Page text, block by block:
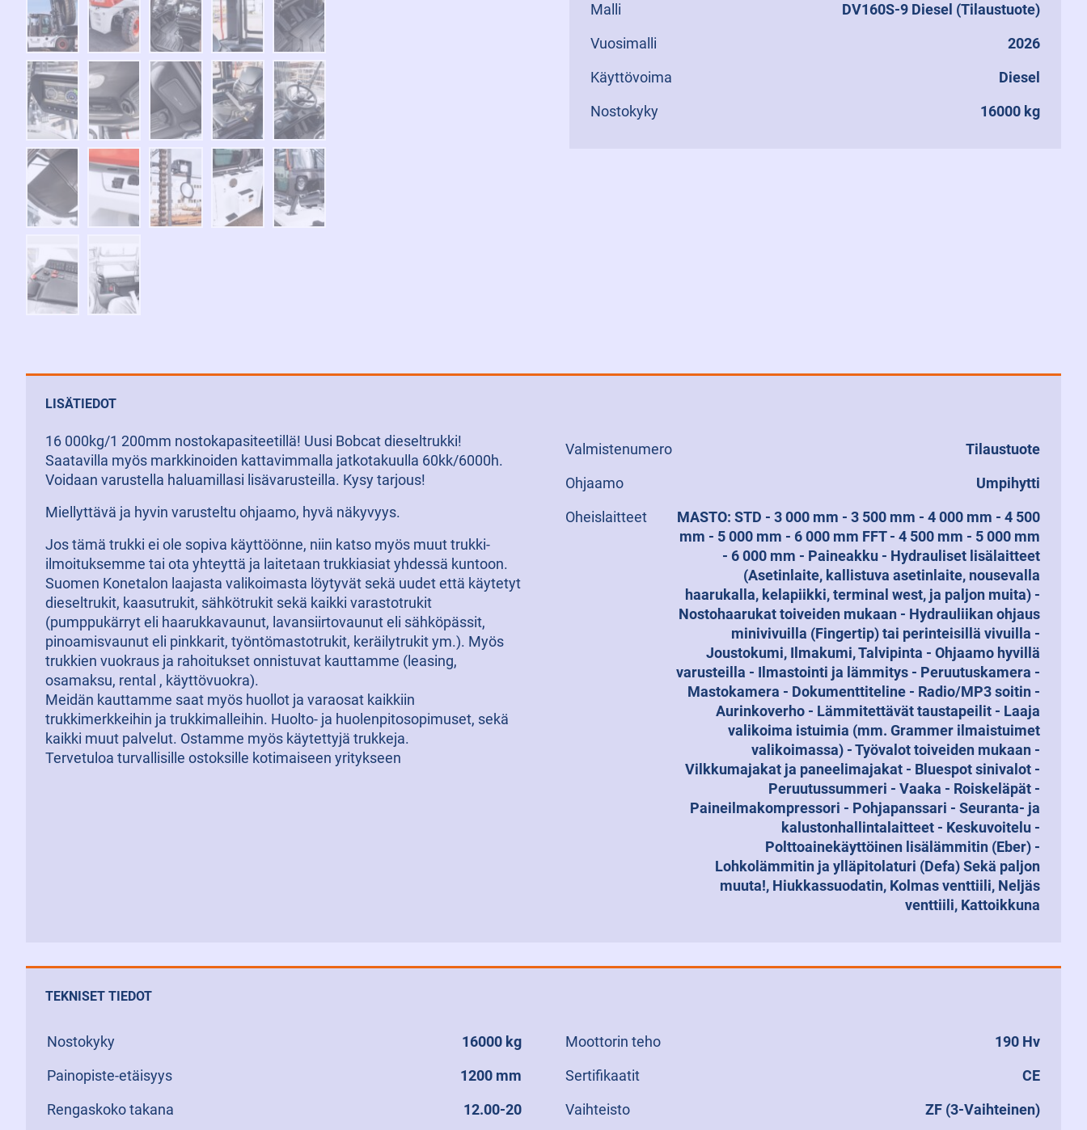
Malli
DV160S-9 Diesel (Tilaustuote)
Vuosimalli
2026
Käyttövoima
Diesel
Nostokyky
16000 kg
LISÄTIEDOT
16 000kg/1 200mm nostokapasiteetillä! Uusi Bobcat dieseltrukki!
Saatavilla myös markkinoiden kattavimmalla jatkotakuulla 60kk/6000h.
Voidaan varustella haluamillasi lisävarusteilla. Kysy tarjous!
Miellyttävä ja hyvin varusteltu ohjaamo, hyvä näkyvyys.
Jos tämä trukki ei ole sopiva käyttöönne, niin katso myös muut trukki-
ilmoituksemme tai ota yhteyttä ja laitetaan trukkiasiat yhdessä kuntoon.
Suomen Konetalon laajasta valikoimasta löytyvät sekä uudet että käytetyt
dieseltrukit, kaasutrukit, sähkötrukit sekä kaikki varastotrukit
(pumppukärryt eli haarukkavaunut, lavansiirtovaunut eli sähköpässit,
pinoamisvaunut eli pinkkarit, työntömastotrukit, keräilytrukit ym.). Myös
trukkien vuokraus ja rahoitukset onnistuvat kauttamme (leasing,
osamaksu, rental , käyttövuokra).
Meidän kauttamme saat myös huollot ja varaosat kaikkiin
trukkimerkkeihin ja trukkimalleihin. Huolto- ja huolenpitosopimuset, sekä
kaikki muut palvelut. Ostamme myös käytettyjä trukkeja.
Tervetuloa turvallisille ostoksille kotimaiseen yritykseen
Valmistenumero
Tilaustuote
Ohjaamo
Umpihytti
Oheislaitteet
MASTO: STD - 3 000 mm - 3 500 mm - 4 000 mm - 4 500
mm - 5 000 mm - 6 000 mm FFT - 4 500 mm - 5 000 mm
- 6 000 mm - Paineakku - Hydrauliset lisälaitteet
(Asetinlaite, kallistuva asetinlaite, nousevalla
haarukalla, kelapiikki, terminal west, ja paljon muita) -
Nostohaarukat toiveiden mukaan - Hydrauliikan ohjaus
minivivuilla (Fingertip) tai perinteisillä vivuilla -
Joustokumi, Ilmakumi, Talvipinta - Ohjaamo hyvillä
varusteilla - Ilmastointi ja lämmitys - Peruutuskamera -
Mastokamera - Dokumenttiteline - Radio/MP3 soitin -
Aurinkoverho - Lämmitettävät taustapeilit - Laaja
valikoima istuimia (mm. Grammer ilmaistuimet
valikoimassa) - Työvalot toiveiden mukaan -
Vilkkumajakat ja paneelimajakat - Bluespot sinivalot -
Peruutussummeri - Vaaka - Roiskeläpät -
Paineilmakompressori - Pohjapanssari - Seuranta- ja
kalustonhallintalaitteet - Keskuvoitelu -
Polttoainekäyttöinen lisälämmitin (Eber) -
Lohkolämmitin ja ylläpitolaturi (Defa) Sekä paljon
muuta!, Hiukkassuodatin, Kolmas venttiili, Neljäs
venttiili, Kattoikkuna
TEKNISET TIEDOT
Nostokyky
16000 kg
Painopiste-etäisyys
1200 mm
Rengaskoko takana
12.00-20
Moottorin teho
190 Hv
Sertifikaatit
CE
Vaihteisto
ZF (3-Vaihteinen)